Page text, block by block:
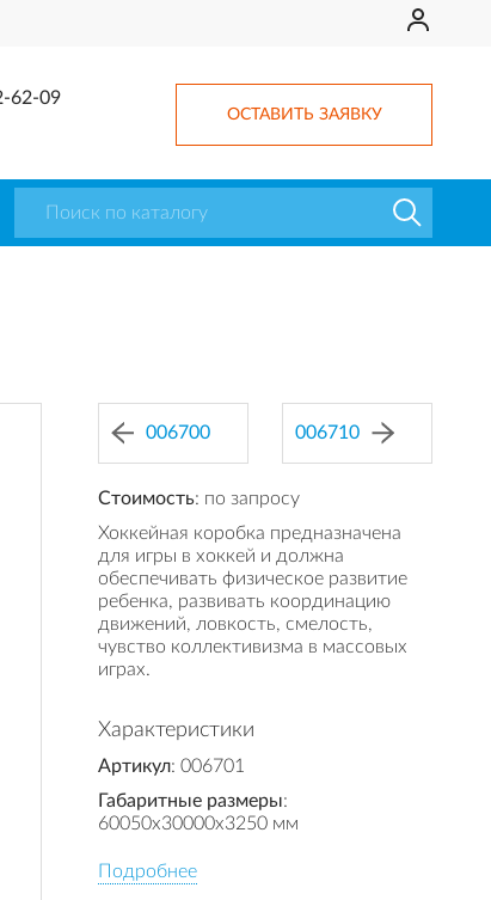
62-09
ОСТАВИТЬ ЗАЯВКУ
006700 006710
Стоимость: по запросу
Хоккейная коробка предназначена
для игры в хоккей и должна
обеспечивать физическое развитие
ребенка, развивать координацию
движений, ловкость, смелость,
чувство коллективизма в массовых
играх.
Характеристики
Артикул: 006701
Габаритные размеры:
60050x30000x3250 мм
Подробнее